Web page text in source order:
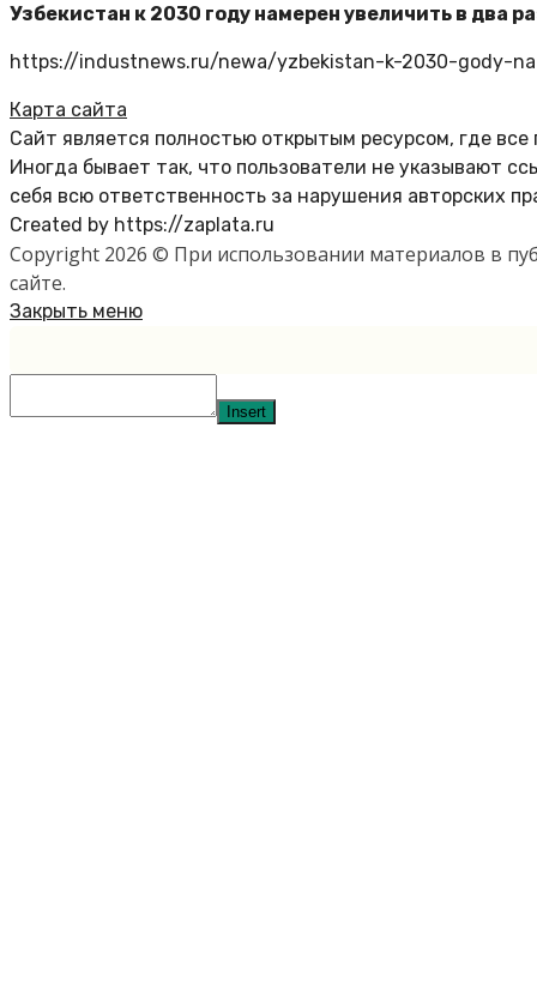
Узбекистан к 2030 году намерен увеличить в два
https://industnews.ru/newa/yzbekistan-k-2030-gody-
Карта сайта
Сайт является полностью открытым ресурсом, где
Иногда бывает так, что пользователи не указывают
себя всю ответственность за нарушения авторских
Created by https://zaplata.ru
Copyright 2026 © При использовании материалов в
сайте.
Закрыть меню
Insert